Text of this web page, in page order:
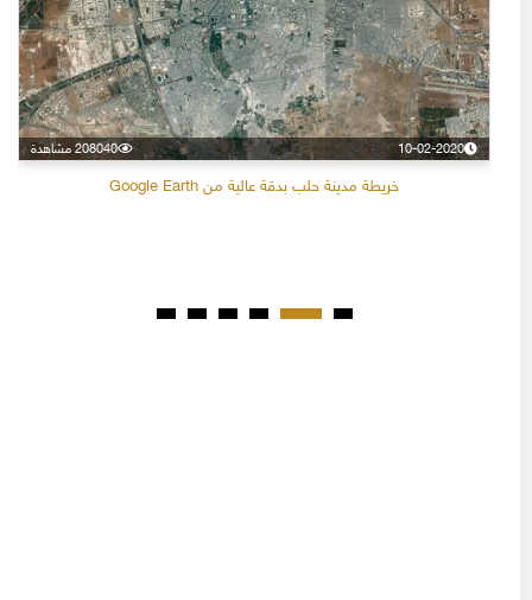
10-02-2020 208040 مشاهدة
خريطة مدينة حلب بدقة عالية من Google Earth